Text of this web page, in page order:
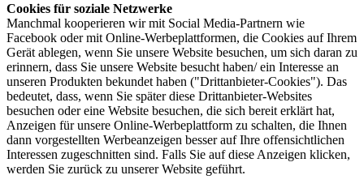
Cookies für soziale Netzwerke
Manchmal kooperieren wir mit Social Media-Partnern wie
Facebook oder mit Online-Werbeplattformen, die Cookies auf Ihrem
Gerät ablegen, wenn Sie unsere Website besuchen, um sich daran zu
erinnern, dass Sie unsere Website besucht haben/ ein Interesse an
unseren Produkten bekundet haben ("Drittanbieter-Cookies"). Das
bedeutet, dass, wenn Sie später diese Drittanbieter-Websites
besuchen oder eine Website besuchen, die sich bereit erklärt hat,
Anzeigen für unsere Online-Werbeplattform zu schalten, die Ihnen
dann vorgestellten Werbeanzeigen besser auf Ihre offensichtlichen
Interessen zugeschnitten sind. Falls Sie auf diese Anzeigen klicken,
werden Sie zurück zu unserer Website geführt.